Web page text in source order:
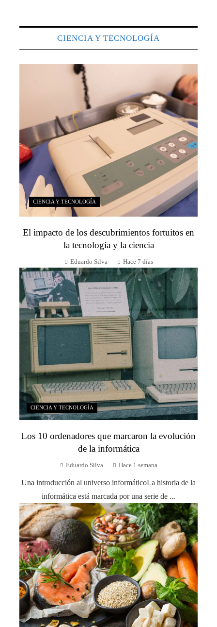
CIENCIA Y TECNOLOGÍA
CIENCIA Y TECNOLOGÍA
El impacto de los descubrimientos fortuitos en
la tecnología y la ciencia
Eduardo Silva Hace 7 días
CIENCIA Y TECNOLOGÍA
Los 10 ordenadores que marcaron la evolución
de la informática
Eduardo Silva Hace 1 semana
Una introducción al universo informáticoLa historia de la
informática está marcada por una serie de ...